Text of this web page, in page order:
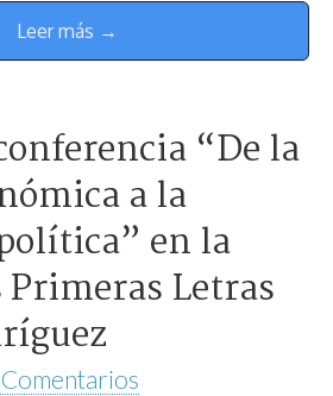
Leer más →
“De la
a la
en la
Primeras Letras